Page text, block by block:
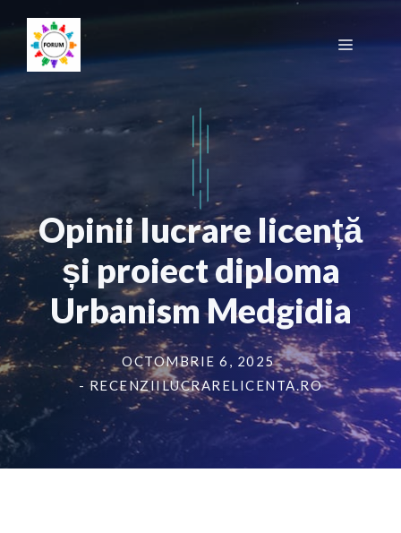
conținut
Meniu
Opinii lucrare licență
și proiect diploma
Urbanism Medgidia
OCTOMBRIE 6, 2025
- RECENZIILUCRARELICENTA.RO